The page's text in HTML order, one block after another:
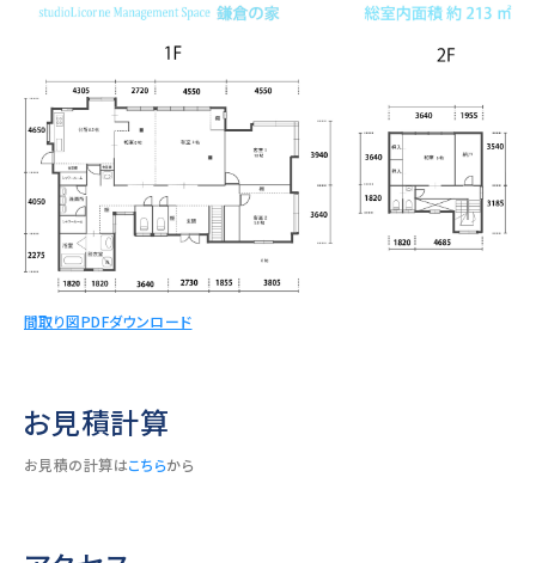
間取り図PDFダウンロード
お見積計算
お見積の計算はこちらから